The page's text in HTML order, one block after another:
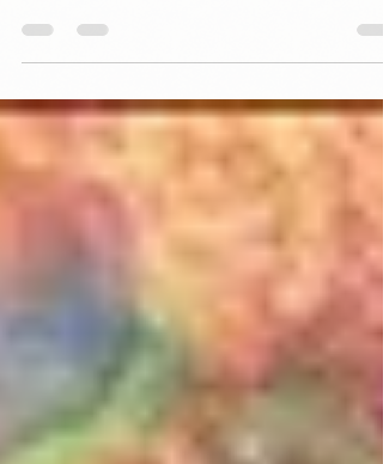
glänzende Erfolgsbilanz von der
Schulmedizin weiterhin...